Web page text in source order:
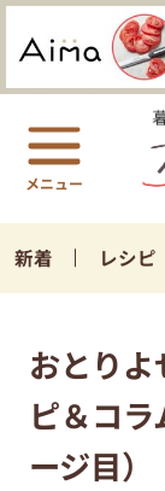
新着 レシピ
おとり
ピ＆コ
ージ目）